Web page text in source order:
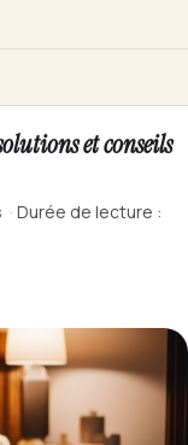
et conseils
· Durée de lecture :